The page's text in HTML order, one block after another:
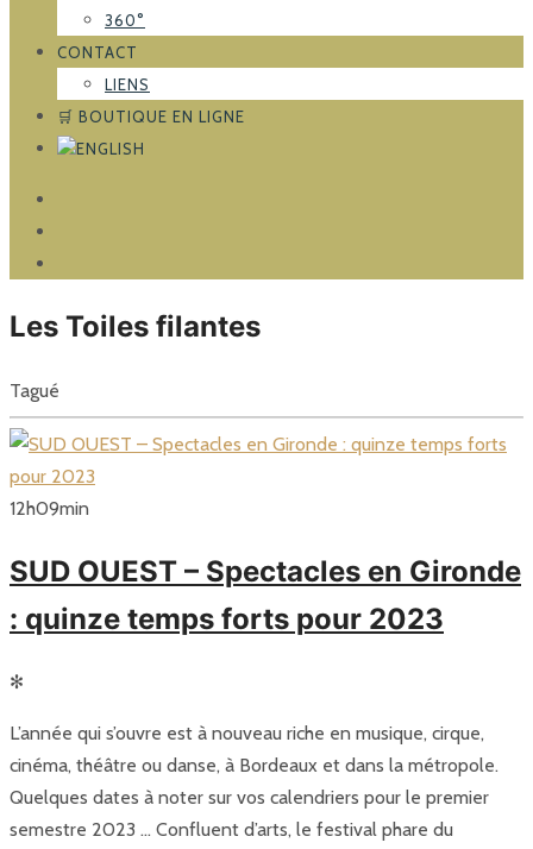
360°
CONTACT
LIENS
🛒 BOUTIQUE EN LIGNE
Les Toiles filantes
Tagué
12h09min
SUD OUEST – Spectacles en Gironde
: quinze temps forts pour 2023
✻
L’année qui s’ouvre est à nouveau riche en musique, cirque,
cinéma, théâtre ou danse, à Bordeaux et dans la métropole.
Quelques dates à noter sur vos calendriers pour le premier
semestre 2023 … Confluent d’arts, le festival phare du